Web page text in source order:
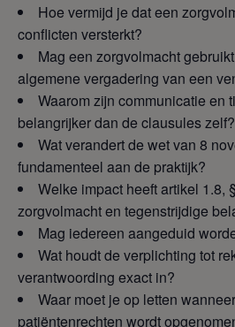
Hoe vermijd je dat een
conflicten versterkt?
Mag een zorgvolmacht
algemene vergadering van een
Waarom zijn communicatie en
belangrijker dan de clausules zelf?
Wat verandert de wet van 8
fundamenteel aan de praktijk?
Welke impact heeft artikel 1.8,
zorgvolmacht en tegenstrijdige
Mag iedereen aangeduid
Wat houdt de verplichting tot
verantwoording exact in?
Waar moet je op letten
patiëntenrechten wordt